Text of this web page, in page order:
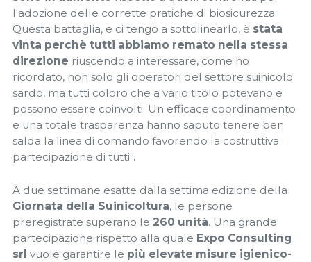
l'adozione delle corrette pratiche di biosicurezza.
Questa battaglia, e ci tengo a sottolinearlo, è stata
vinta perchè tutti abbiamo remato nella stessa
direzione riuscendo a interessare, come ho
ricordato, non solo gli operatori del settore suinicolo
sardo, ma tutti coloro che a vario titolo potevano e
possono essere coinvolti. Un efficace coordinamento
e una totale trasparenza hanno saputo tenere ben
salda la linea di comando favorendo la costruttiva
partecipazione di tutti".
A due settimane esatte dalla settima edizione della
Giornata della Suinicoltura, le persone
preregistrate superano le 260 unità. Una grande
partecipazione rispetto alla quale Expo Consulting
srl vuole garantire le più elevate misure igienico-